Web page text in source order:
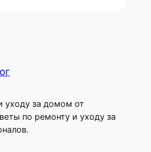
уходу за домом от
по ремонту и уходу за